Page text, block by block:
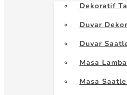
Dekoratif
Duvar
Duvar
Masa
Masa